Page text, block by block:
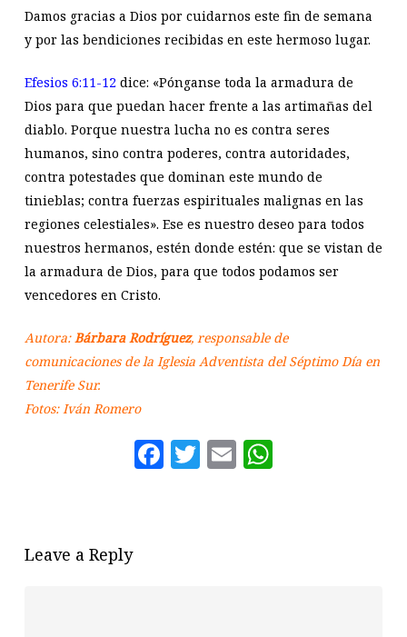
Damos gracias a Dios por cuidarnos este fin de semana
y por las bendiciones recibidas en este hermoso lugar.
Efesios 6:11-12 dice: «Pónganse toda la armadura de
Dios para que puedan hacer frente a las artimañas del
diablo. Porque nuestra lucha no es contra seres
humanos, sino contra poderes, contra autoridades,
contra potestades que dominan este mundo de
tinieblas; contra fuerzas espirituales malignas en las
regiones celestiales». Ese es nuestro deseo para todos
nuestros hermanos, estén donde estén: que se vistan de
la armadura de Dios, para que todos podamos ser
vencedores en Cristo.
Autora: Bárbara Rodríguez, responsable de
comunicaciones de la Iglesia Adventista del Séptimo Día en
Tenerife Sur.
Fotos: Iván Romero
Facebook
Twitter
Email
Leave a Reply